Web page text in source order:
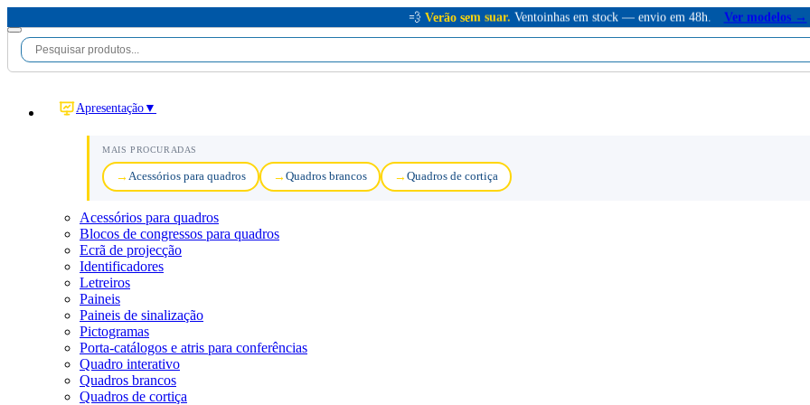
💨 Verão sem suar. Ventoinhas em stock — envio em 48h. Ver modelos →
Apresentação ▼
MAIS PROCURADAS
Acessórios para quadros Quadros brancos Quadros de cortiça
Acessórios para quadros
Blocos de congressos para quadros
Ecrã de projecção
Identificadores
Letreiros
Paineis
Paineis de sinalização
Pictogramas
Porta-catálogos e atris para conferências
Quadro interativo
Quadros brancos
Quadros de cortiça